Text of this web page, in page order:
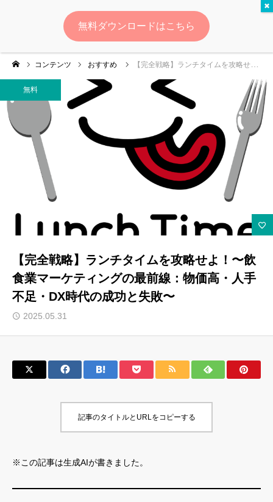
無料
コンテンツ おすすめ 【完全戦略】ランチタイムを攻略せよ！〜飲食業マーケティングの最前線：物価高・人手不足・DX時代の成功と失敗〜
無料
【完全戦略】ランチタイムを攻略せよ！〜飲
食業マーケティングの最前線：物価高・人手
不足・DX時代の成功と失敗〜
2025.05.31
記事のタイトルとURLをコピーする
※この記事は生成AIが書きました。
ログイン 会員登録
ゆいマーケとは？
実績・お客様の声
無料診断
イベント・セミナー情報
コンテンツ
LINEお友達登録
スポンサー登録
サロン会員登録
特定商取引法 運営会社
マーケティング用語集
無料ダウンロードはこちら